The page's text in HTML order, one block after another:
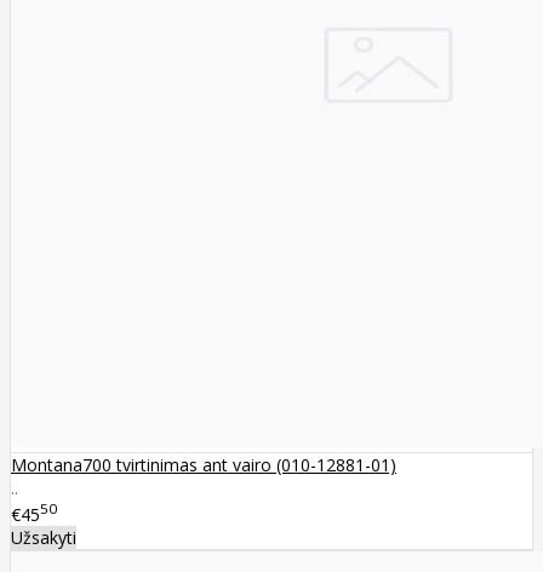
Montana700 tvirtinimas ant vairo (010-12881-01)
..
€4550
Užsakyti